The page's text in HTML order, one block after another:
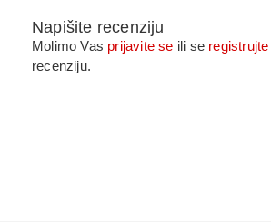
Napišite recenziju
Molimo Vas prijavite se ili se registrujte
recenziju.